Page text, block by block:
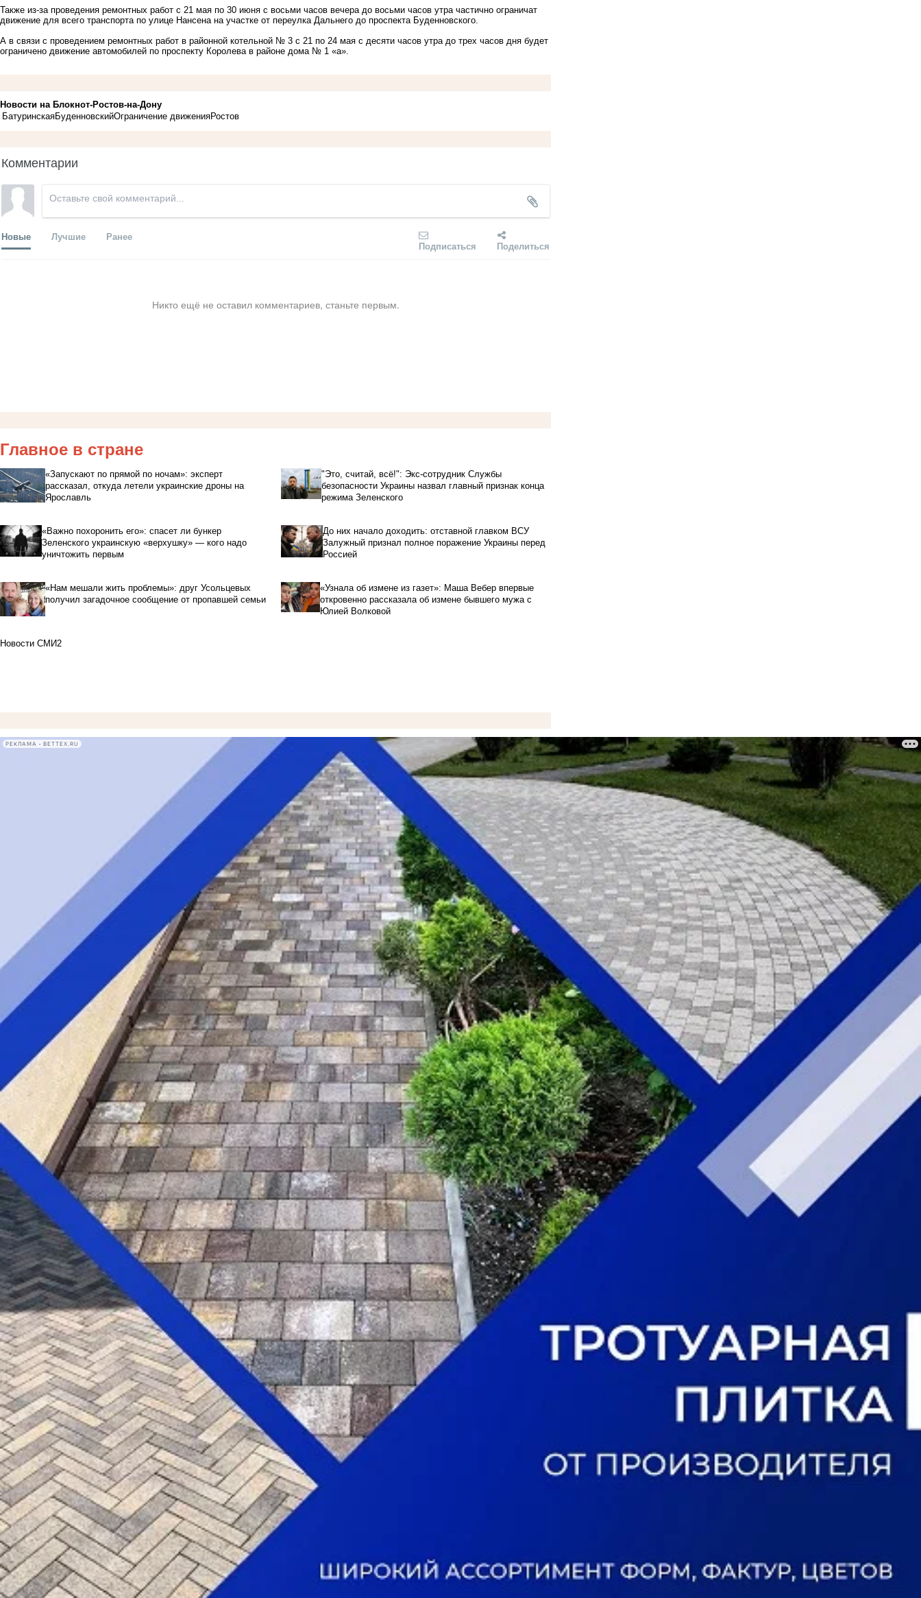
Также из-за проведения ремонтных работ с 21 мая по 30 июня с восьми часов вечера до восьми часов утра частично ограничат
движение для всего транспорта по улице Нансена на участке от переулка Дальнего до проспекта Буденновского.
А в связи с проведением ремонтных работ в районной котельной № 3 с 21 по 24 мая с десяти часов утра до трех часов дня будет
ограничено движение автомобилей по проспекту Королева в районе дома № 1 «а».
Новости на Блoкнoт-Ростов-на-Дону
БатуринскаяБуденновскийОграничение движенияРостов
Комментарии
Новые Лучшие Ранее
Подписаться Поделиться
Никто ещё не оставил комментариев, станьте первым.
Главное в стране
«Запускают по прямой по ночам»: эксперт
рассказал, откуда летели украинские дроны на
Ярославль
"Это, считай, всё!": Экс-сотрудник Службы
безопасности Украины назвал главный признак конца
режима Зеленского
«Важно похоронить его»: спасет ли бункер
Зеленского украинскую «верхушку» — кого надо
уничтожить первым
До них начало доходить: отставной главком ВСУ
Залужный признал полное поражение Украины перед
Россией
«Нам мешали жить проблемы»: друг Усольцевых
получил загадочное сообщение от пропавшей семьи
«Узнала об измене из газет»: Маша Вебер впервые
откровенно рассказала об измене бывшего мужа с
Юлией Волковой
Новости СМИ2
РЕКЛАМА • BETTEX.RU